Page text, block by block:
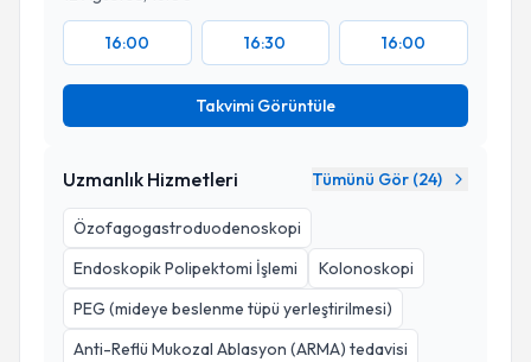
16:00 16:30 16:00
Takvimi Görüntüle
Uzmanlık Hizmetleri Tümünü Gör (24)
Özofagogastroduodenoskopi
Endoskopik Polipektomi İşlemi
Kolonoskopi
PEG (mideye beslenme tüpü yerleştirilmesi)
Anti-Reflü Mukozal Ablasyon (ARMA) tedavisi